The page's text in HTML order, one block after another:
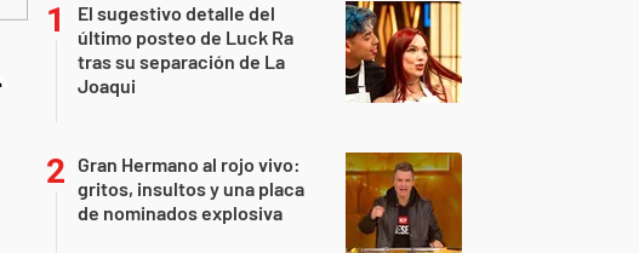
El sugestivo detalle del
último posteo de Luck Ra
tras su separación de La
Joaqui
Gran Hermano al rojo vivo:
gritos, insultos y una placa
de nominados explosiva